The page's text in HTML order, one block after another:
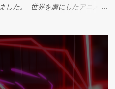
像をお楽しみ頂ければ幸いで
ページもLinkしておきますね。
ば！ http://katsugeki-
ご紹介でした。 引き続き、刀剣
映像部
した。 世界を虜にしたアニメ
て”無限列車編”が上演開始。 あ
か、お楽しみください。